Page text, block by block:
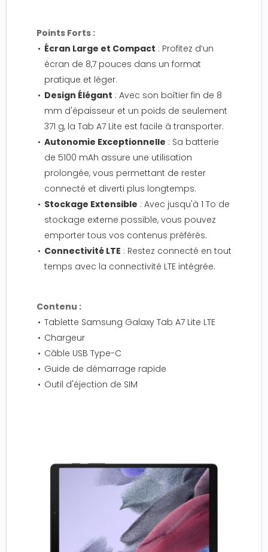
Points Forts :
Écran Large et Compact : Profitez d’un
écran de 8,7 pouces dans un format
pratique et léger.
Design Élégant : Avec son boîtier fin de 8
mm d'épaisseur et un poids de seulement
371 g, la Tab A7 Lite est facile à transporter.
Autonomie Exceptionnelle : Sa batterie
de 5100 mAh assure une utilisation
prolongée, vous permettant de rester
connecté et diverti plus longtemps.
Stockage Extensible : Avec jusqu'à 1 To de
stockage externe possible, vous pouvez
emporter tous vos contenus préférés.
Connectivité LTE : Restez connecté en tout
temps avec la connectivité LTE intégrée.
Contenu :
Tablette Samsung Galaxy Tab A7 Lite LTE
Chargeur
Câble USB Type-C
Guide de démarrage rapide
Outil d'éjection de SIM